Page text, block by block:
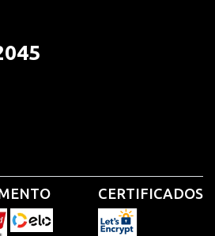
CERTIFICADOS